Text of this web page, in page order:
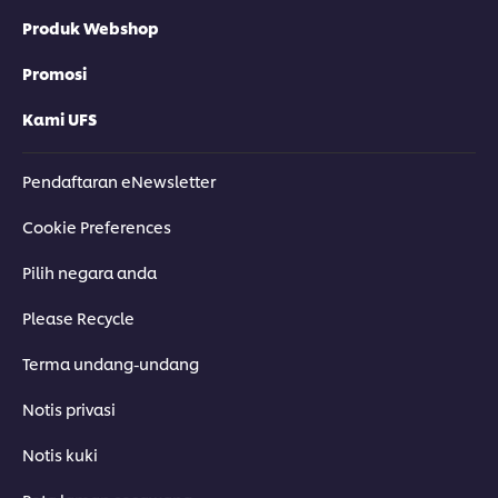
Produk Webshop
Promosi
Kami UFS
Pendaftaran eNewsletter
Cookie Preferences
Pilih negara anda
Please Recycle
Terma undang-undang
Notis privasi
Notis kuki